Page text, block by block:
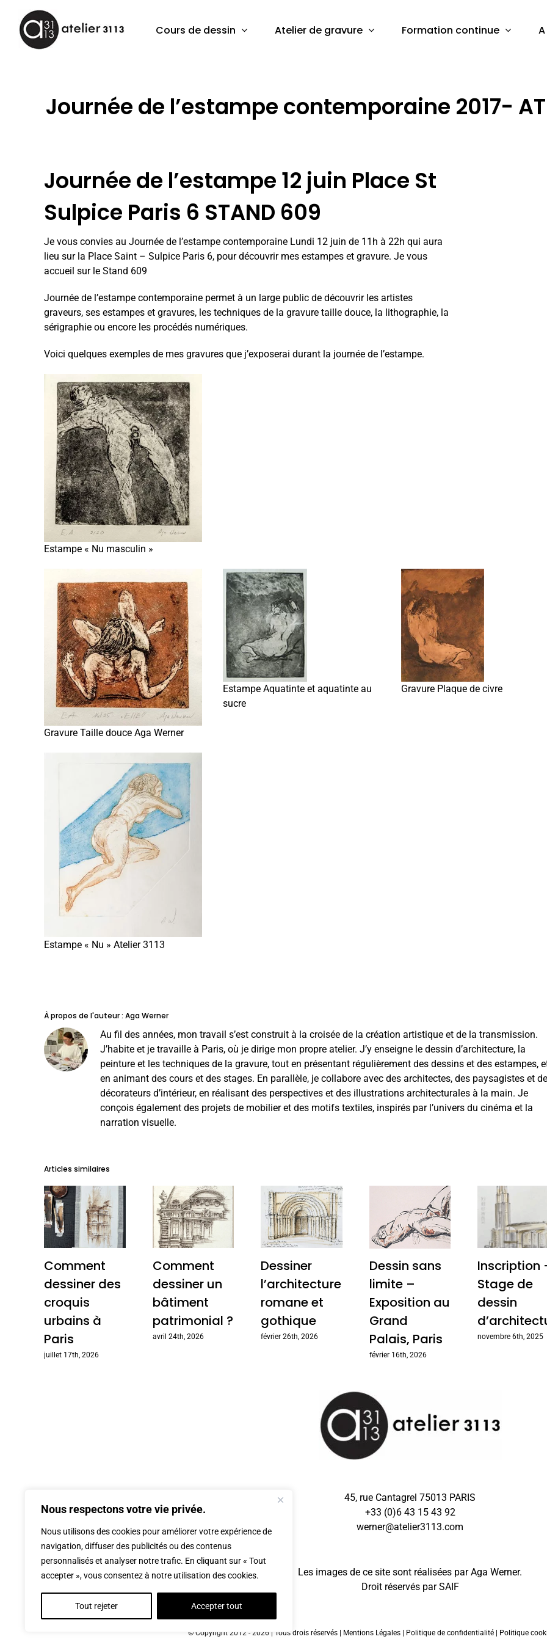
Nous respectons votre vie privée.
Nous utilisons des cookies pour améliorer votre expérience de
navigation, diffuser des publicités ou des contenus
personnalisés et analyser notre trafic. En cliquant sur « Tout
accepter », vous consentez à notre utilisation des cookies.
Tout rejeter Accepter tout
contenu
Cours de dessin Atelier de gravure Formation continue
Journée de l’estampe contemporaine 2017-
Journée de l’estampe 12 juin Place St
Sulpice Paris 6 STAND 609
Je vous convies au Journée de l’estampe contemporaine Lundi 12 juin de 11h à 22h qui aura
lieu sur la Place Saint – Sulpice Paris 6, pour découvrir mes estampes et gravure. Je vous
accueil sur le Stand 609
Journée de l’estampe contemporaine permet à un large public de découvrir les artistes
graveurs, ses estampes et gravures, les techniques de la gravure taille douce, la lithographie, la
sérigraphie ou encore les procédés numériques.
Voici quelques exemples de mes gravures que j’exposerai durant la journée de l’estampe.
Estampe « Nu masculin »
Gravure Taille douce Aga Werner
Estampe Aquatinte et aquatinte au
sucre
Gravure Plaque de civre
Estampe « Nu » Atelier 3113
À propos de l'auteur : Aga Werner
Au fil des années, mon travail s’est construit à la croisée de la création artistique et de la transmission.
J’habite et je travaille à Paris, où je dirige mon propre atelier. J’y enseigne le dessin d’architecture, la
peinture et les techniques de la gravure, tout en présentant régulièrement des dessins et des estampes,
en animant des cours et des stages. En parallèle, je collabore avec des architectes, des paysagistes et
décorateurs d’intérieur, en réalisant des perspectives et des illustrations architecturales à la main. Je
conçois également des projets de mobilier et des motifs textiles, inspirés par l’univers du cinéma et la
narration visuelle.
Articles similaires
Comment
dessiner des
croquis
urbains à
Paris
juillet 17th, 2026
Comment
dessiner un
bâtiment
patrimonial ?
avril 24th, 2026
Dessiner
l’architecture
romane et
gothique
février 26th, 2026
Dessin sans
limite –
Exposition au
Grand
Palais, Paris
février 16th, 2026
Inscription
Stage de
dessin
novembre 6th, 2025
45, rue Cantagrel 75013 PARIS
+33 (0)6 43 15 43 92
werner@atelier3113.com
Les images de ce site sont réalisées par Aga Werner.
Droit réservés parSAIF
© Copyright 2012 - 2026 | Tous drois réservés | Mentions Légales | Politique de confidentialité | Politique